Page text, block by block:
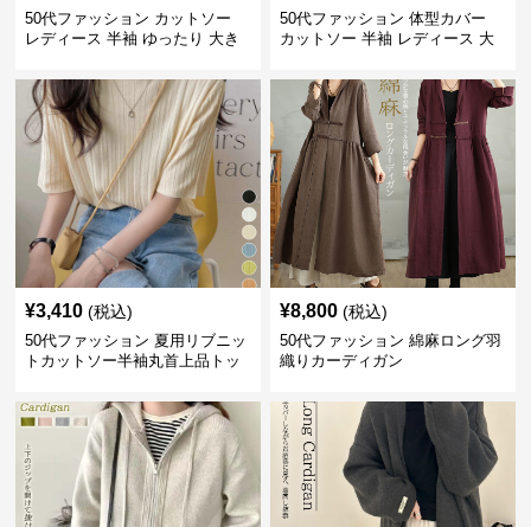
50代ファッション カットソー
レディース 半袖 ゆったり 大き
50代ファッション 体型カバー
カットソー 半袖 レディース 大
¥3,410 (税込)
50代ファッション 夏用リブニッ
トカットソー半袖丸首上品トッ
¥8,800 (税込)
50代ファッション 綿麻ロング羽
織りカーディガン